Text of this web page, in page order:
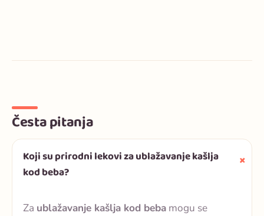
Česta pitanja
Koji su prirodni lekovi za ublažavanje kašlja
kod beba?
Za ublažavanje kašlja kod beba mogu se